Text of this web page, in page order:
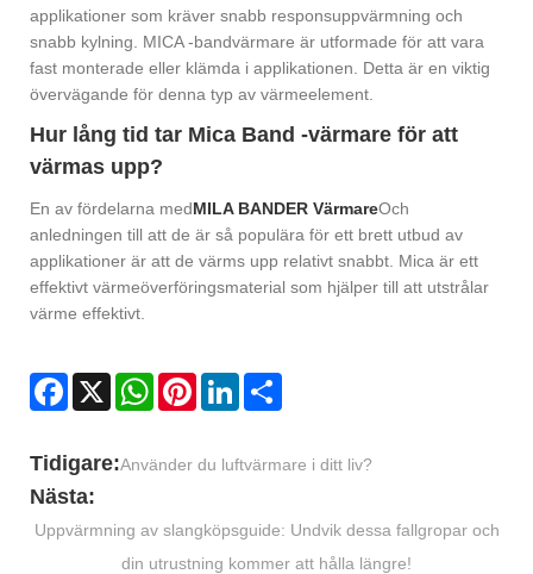
applikationer som kräver snabb responsuppvärmning och
snabb kylning. MICA -bandvärmare är utformade för att vara
fast monterade eller klämda i applikationen. Detta är en viktig
övervägande för denna typ av värmeelement.
Hur lång tid tar Mica Band -värmare för att
värmas upp?
En av fördelarna medMILA BANDER VärmareOch
anledningen till att de är så populära för ett brett utbud av
applikationer är att de värms upp relativt snabbt. Mica är ett
effektivt värmeöverföringsmaterial som hjälper till att utstrålar
värme effektivt.
Facebook
X WhatsAppPinterestLinkedIn
Tidigare:Använder du luftvärmare i ditt liv?
Nästa:
Uppvärmning av slangköpsguide: Undvik dessa fallgropar och
din utrustning kommer att hålla längre!